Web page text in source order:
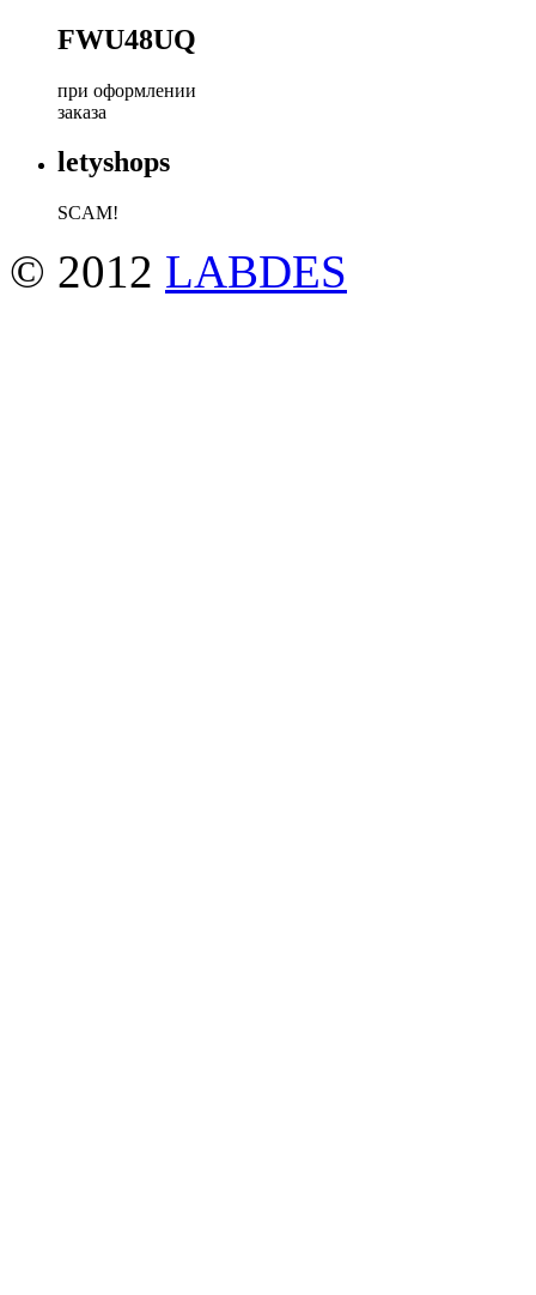
FWU48UQ
при оформлении
заказа
letyshops
SCAM!
© 2012 LABDES